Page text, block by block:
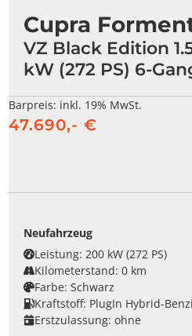
Cupra
VZ Black Edition
kW (272 PS) 6-
Barpreis: inkl. 19% MwSt.
47.690,- €
Neufahrzeug
Leistung: 200 kW (272 PS)
Kilometerstand: 0 km
Farbe: Schwarz
Kraftstoff: PlugIn Hybrid-
Erstzulassung: ohne